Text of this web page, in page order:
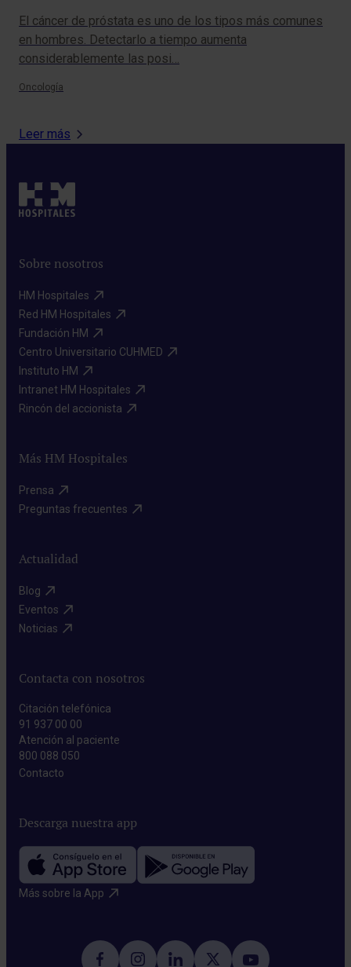
El cáncer de próstata es uno de los tipos más comunes
en hombres. Detectarlo a tiempo aumenta
considerablemente las posi…
Oncología
Leer más
Sobre nosotros
HM Hospitales​
Red HM Hospitales​
Fundación HM​
Centro Universitario CUHMED​
Instituto HM​
Intranet HM Hospitales​
Rincón del accionista​
Más HM Hospitales
Prensa​
Preguntas frecuentes​
Actualidad
Blog​
Eventos​
Noticias​
Contacta con nosotros
Citación telefónica
91 937 00 00
Atención al paciente
800 088 050
Contacto​
Descarga nuestra app
Más sobre la App​